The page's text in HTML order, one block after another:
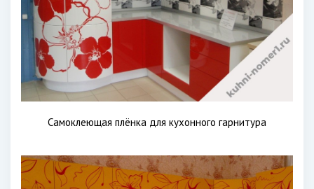
Самоклеющая плёнка для кухонного гарнитура